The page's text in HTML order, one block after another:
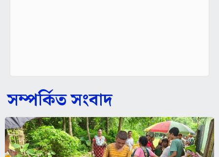
সম্পর্কিত সংবাদ